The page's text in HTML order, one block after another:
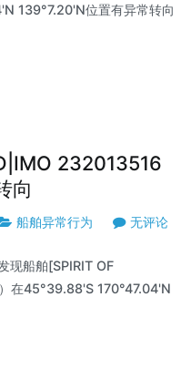
139°7.20'N位置有异常转向
232013516
向
船舶异常行为 无评论
船舶[SPIRIT OF
在45°39.88'S 170°47.04'N